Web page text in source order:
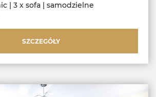
| 3 x sofa | samodzielne
SZCZEGÓŁY